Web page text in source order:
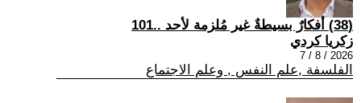
(38) أفكارٌ بسيطةٌ غير مُلزمة لأحد ..101
زكريا كردي
2026 / 8 / 7
الفلسفة ,علم النفس , وعلم الاجتماع